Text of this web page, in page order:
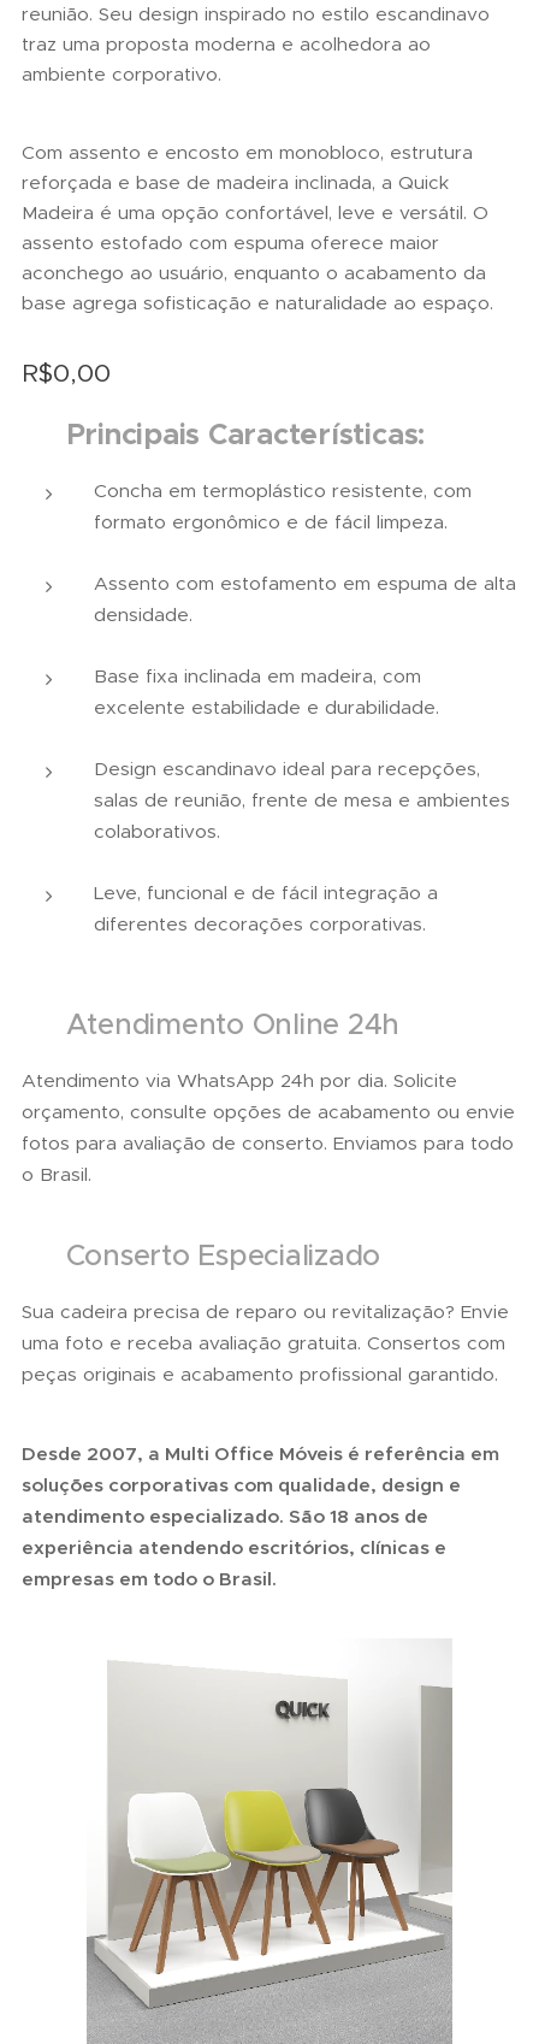
reunião. Seu design inspirado no estilo escandinavo
traz uma proposta moderna e acolhedora ao
ambiente corporativo.
Com assento e encosto em monobloco, estrutura
reforçada e base de madeira inclinada, a Quick
Madeira é uma opção confortável, leve e versátil. O
assento estofado com espuma oferece maior
aconchego ao usuário, enquanto o acabamento da
base agrega sofisticação e naturalidade ao espaço.
R$0,00
Principais Características:
Concha em termoplástico resistente, com
formato ergonômico e de fácil limpeza.
Assento com estofamento em espuma de alta
densidade.
Base fixa inclinada em madeira, com
excelente estabilidade e durabilidade.
Design escandinavo ideal para recepções,
salas de reunião, frente de mesa e ambientes
colaborativos.
Leve, funcional e de fácil integração a
diferentes decorações corporativas.
📲 Atendimento Online 24h
Atendimento via WhatsApp 24h por dia. Solicite
orçamento, consulte opções de acabamento ou envie
fotos para avaliação de conserto. Enviamos para todo
o Brasil.
🛠 Conserto Especializado
Sua cadeira precisa de reparo ou revitalização? Envie
uma foto e receba avaliação gratuita. Consertos com
peças originais e acabamento profissional garantido.
Desde 2007, a Multi Office Móveis é referência em
soluções corporativas com qualidade, design e
atendimento especializado. São 18 anos de
experiência atendendo escritórios, clínicas e
empresas em todo o Brasil.